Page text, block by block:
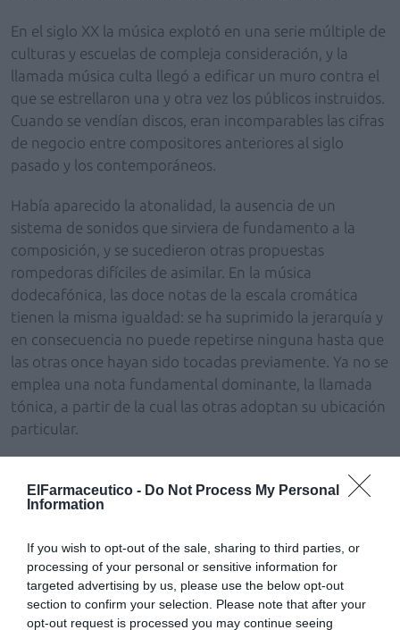
ElFarmaceutico - Do Not Process My Personal
Information
If you wish to opt-out of the sale, sharing to third parties, or
processing of your personal or sensitive information for
targeted advertising by us, please use the below opt-out
section to confirm your selection. Please note that after your
opt-out request is processed you may continue seeing
En el siglo XX la música explotó en una serie múltiple de
culturas y escuelas de compleja consideración, y la
llamada música culta llegó a edificar un muro contra el
que se estrellaron una y otra vez los públicos instruidos.
Cuando se vendían discos, eran incomparables las cifras
de negocio entre compositores anteriores al siglo
pasado y los contemporáneos.
Había aparecido la atonalidad, la ausencia de un
sistema de sonidos que sirviera de fundamento a la
composición, y se sucedieron otras propuestas
rompedoras difíciles de asimilar. En la música
dodecafónica, las doce notas de la escala cromática
tienen la misma igualdad: se ha suprimido la jerarquía y
en consecuencia no puede repetirse ninguna hasta que
las otras once hayan sido tocadas previamente. Ya no se
emplea una nota fundamental dominante, la llamada
tónica, a partir de la cual las otras adoptan su ubicación
particular.
pentagrama, de manera que cada intérprete pueda
intervenir de modo directo, lo que le permite improvisar
obra musical. En otras ocasiones, la sucesión de los
acordes busca expresamente escapar de la armonía y
hasta el timbre de los instrumentos se distorsiona.